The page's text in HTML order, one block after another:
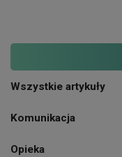
Wszystkie artykuły
Komunikacja
Opieka